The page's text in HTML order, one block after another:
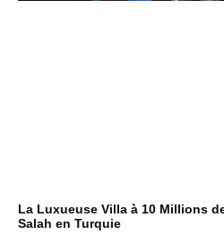
La Luxueuse Villa à 10 Millions
Salah en Turquie